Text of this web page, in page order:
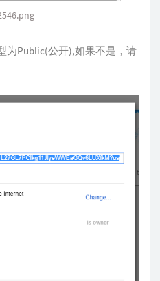
为Public(公开),如果不是，请